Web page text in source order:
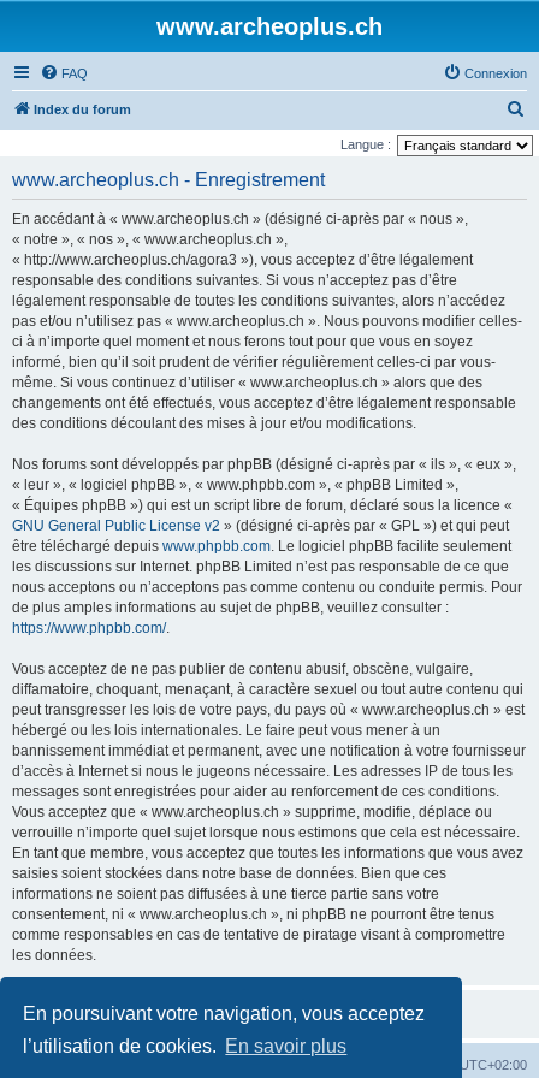
En poursuivant votre navigation, vous acceptez
l’utilisation de cookies. En savoir plus
www.archeoplus.ch
FAQ Connexion
Index du forum
e
Langue :
www.archeoplus.ch - Enregistrement
En accédant à « www.archeoplus.ch » (désigné ci-après par « nous »,
« notre », « nos », « www.archeoplus.ch »,
« http://www.archeoplus.ch/agora3 »), vous acceptez d’être légalement
responsable des conditions suivantes. Si vous n’acceptez pas d’être
légalement responsable de toutes les conditions suivantes, alors n’accédez
pas et/ou n’utilisez pas « www.archeoplus.ch ». Nous pouvons modifier celles-
ci à n’importe quel moment et nous ferons tout pour que vous en soyez
informé, bien qu’il soit prudent de vérifier régulièrement celles-ci par vous-
même. Si vous continuez d’utiliser « www.archeoplus.ch » alors que des
changements ont été effectués, vous acceptez d’être légalement responsable
des conditions découlant des mises à jour et/ou modifications.
Nos forums sont développés par phpBB (désigné ci-après par « ils », « eux »,
« leur », « logiciel phpBB », « www.phpbb.com », « phpBB Limited »,
« Équipes phpBB ») qui est un script libre de forum, déclaré sous la licence «
GNU General Public License v2 » (désigné ci-après par « GPL ») et qui peut
être téléchargé depuis www.phpbb.com. Le logiciel phpBB facilite seulement
les discussions sur Internet. phpBB Limited n’est pas responsable de ce que
nous acceptons ou n’acceptons pas comme contenu ou conduite permis. Pour
de plus amples informations au sujet de phpBB, veuillez consulter :
https://www.phpbb.com/.
Vous acceptez de ne pas publier de contenu abusif, obscène, vulgaire,
diffamatoire, choquant, menaçant, à caractère sexuel ou tout autre contenu qui
peut transgresser les lois de votre pays, du pays où « www.archeoplus.ch » est
hébergé ou les lois internationales. Le faire peut vous mener à un
bannissement immédiat et permanent, avec une notification à votre fournisseur
d’accès à Internet si nous le jugeons nécessaire. Les adresses IP de tous les
messages sont enregistrées pour aider au renforcement de ces conditions.
Vous acceptez que « www.archeoplus.ch » supprime, modifie, déplace ou
verrouille n’importe quel sujet lorsque nous estimons que cela est nécessaire.
En tant que membre, vous acceptez que toutes les informations que vous avez
saisies soient stockées dans notre base de données. Bien que ces
informations ne soient pas diffusées à une tierce partie sans votre
consentement, ni « www.archeoplus.ch », ni phpBB ne pourront être tenus
comme responsables en cas de tentative de piratage visant à compromettre
les données.
UTC+02:00